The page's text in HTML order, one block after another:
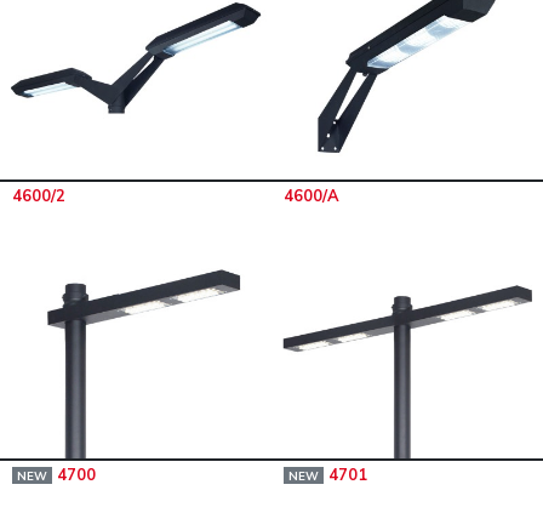
4600/2 4600/A
NEW 4700 NEW 4701